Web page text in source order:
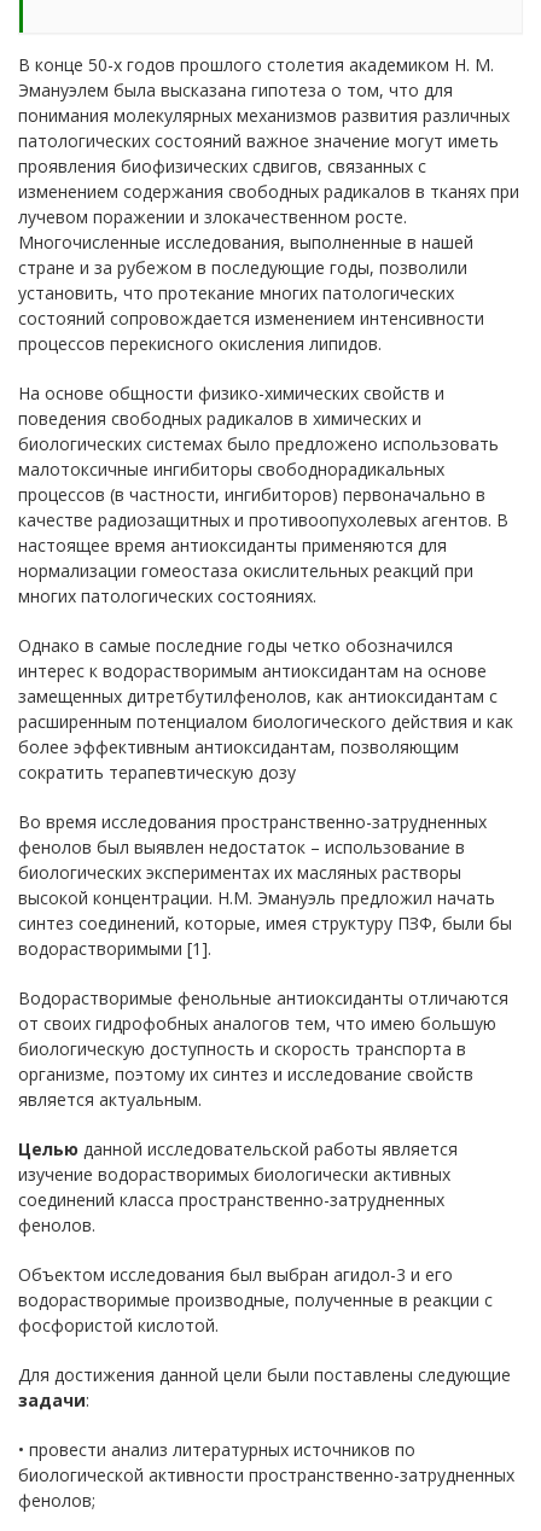
В конце 50-х годов прошлого столетия академиком Н. М.
Эмануэлем была высказана гипотеза о том, что для
понимания молекулярных механизмов развития различных
патологических состояний важное значение могут иметь
проявления биофизических сдвигов, связанных с
изменением содержания свободных радикалов в тканях при
лучевом поражении и злокачественном росте.
Многочисленные исследования, выполненные в нашей
стране и за рубежом в последующие годы, позволили
установить, что протекание многих патологических
состояний сопровождается изменением интенсивности
процессов перекисного окисления липидов.
На основе общности физико-химических свойств и
поведения свободных радикалов в химических и
биологических системах было предложено использовать
малотоксичные ингибиторы свободнорадикальных
процессов (в частности, ингибиторов) первоначально в
качестве радиозащитных и противоопухолевых агентов. В
настоящее время антиоксиданты применяются для
нормализации гомеостаза окислительных реакций при
многих патологических состояниях.
Однако в самые последние годы четко обозначился
интерес к водорастворимым антиоксидантам на основе
замещенных дитретбутилфенолов, как антиоксидантам с
расширенным потенциалом биологического действия и как
более эффективным антиоксидантам, позволяющим
сократить терапевтическую дозу
Во время исследования пространственно-затрудненных
фенолов был выявлен недостаток – использование в
биологических экспериментах их масляных растворы
высокой концентрации. Н.М. Эмануэль предложил начать
синтез соединений, которые, имея структуру ПЗФ, были бы
водорастворимыми [1].
Водорастворимые фенольные антиоксиданты отличаются
от своих гидрофобных аналогов тем, что имею большую
биологическую доступность и скорость транспорта в
организме, поэтому их синтез и исследование свойств
является актуальным.
Целью данной исследовательской работы является
изучение водорастворимых биологически активных
соединений класса пространственно-затрудненных
фенолов.
Объектом исследования был выбран агидол-3 и его
водорастворимые производные, полученные в реакции с
фосфористой кислотой.
Для достижения данной цели были поставлены следующие
задачи:
• провести анализ литературных источников по
биологической активности пространственно-затрудненных
фенолов;